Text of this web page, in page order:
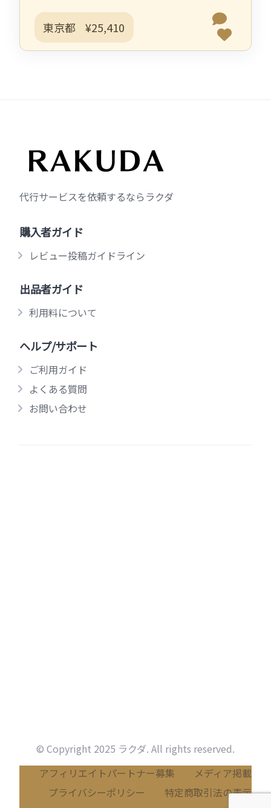
東京都 ¥25,410
代行サービスを依頼するならラクダ
購入者ガイド
レビュー投稿ガイドライン
出品者ガイド
利用料について
ヘルプ/サポート
ご利用ガイド
よくある質問
お問い合わせ
© Copyright 2025 ラクダ. All rights reserved.
アフィリエイトパートナー募集
メディア掲載
プライバシーポリシー
特定商取引法の表示